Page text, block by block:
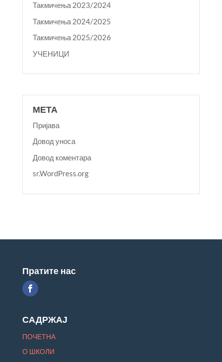
Такмичења 2023/2024
Такмичења 2024/2025
Такмичења 2025/2026
УЧЕНИЦИ
МЕТА
Пријава
Довод уноса
Довод коментара
sr.WordPress.org
Пратите нас
САДРЖАЈ
ПОЧЕТНА
О ШКОЛИ